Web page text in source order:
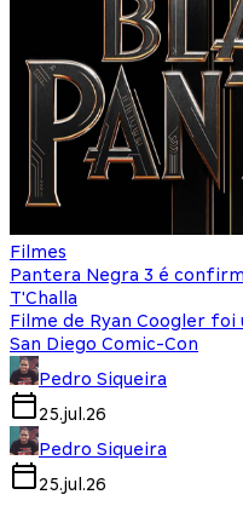
Filmes
Pantera Negra 3 é
T'Challa
Filme de Ryan Coogler foi
San Diego Comic-Con
Pedro Siqueira
25.jul.26
Pedro Siqueira
25.jul.26